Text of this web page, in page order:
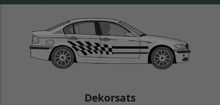
Dekorsats